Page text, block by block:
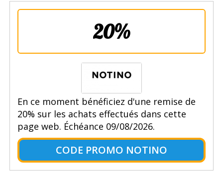
20%
En ce moment bénéficiez d'une remise de
20% sur les achats effectués dans cette
page web. Échéance 09/08/2026.
CODE PROMO NOTINO